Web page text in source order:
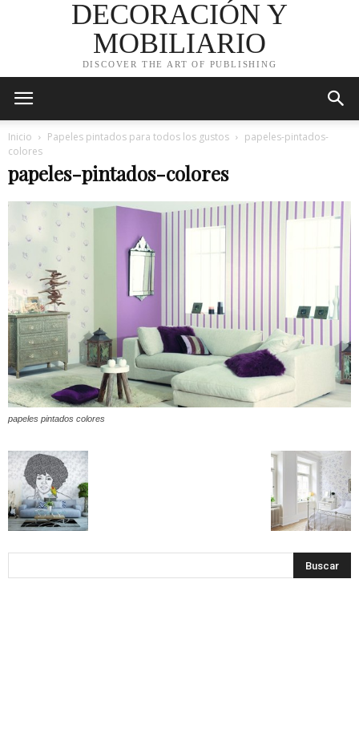
DECORACIÓN Y
MOBILIARIO
DISCOVER THE ART OF PUBLISHING
Inicio Papeles pintados para todos los gustos
papeles-pintados-
colores
papeles-pintados-colores
papeles pintados colores